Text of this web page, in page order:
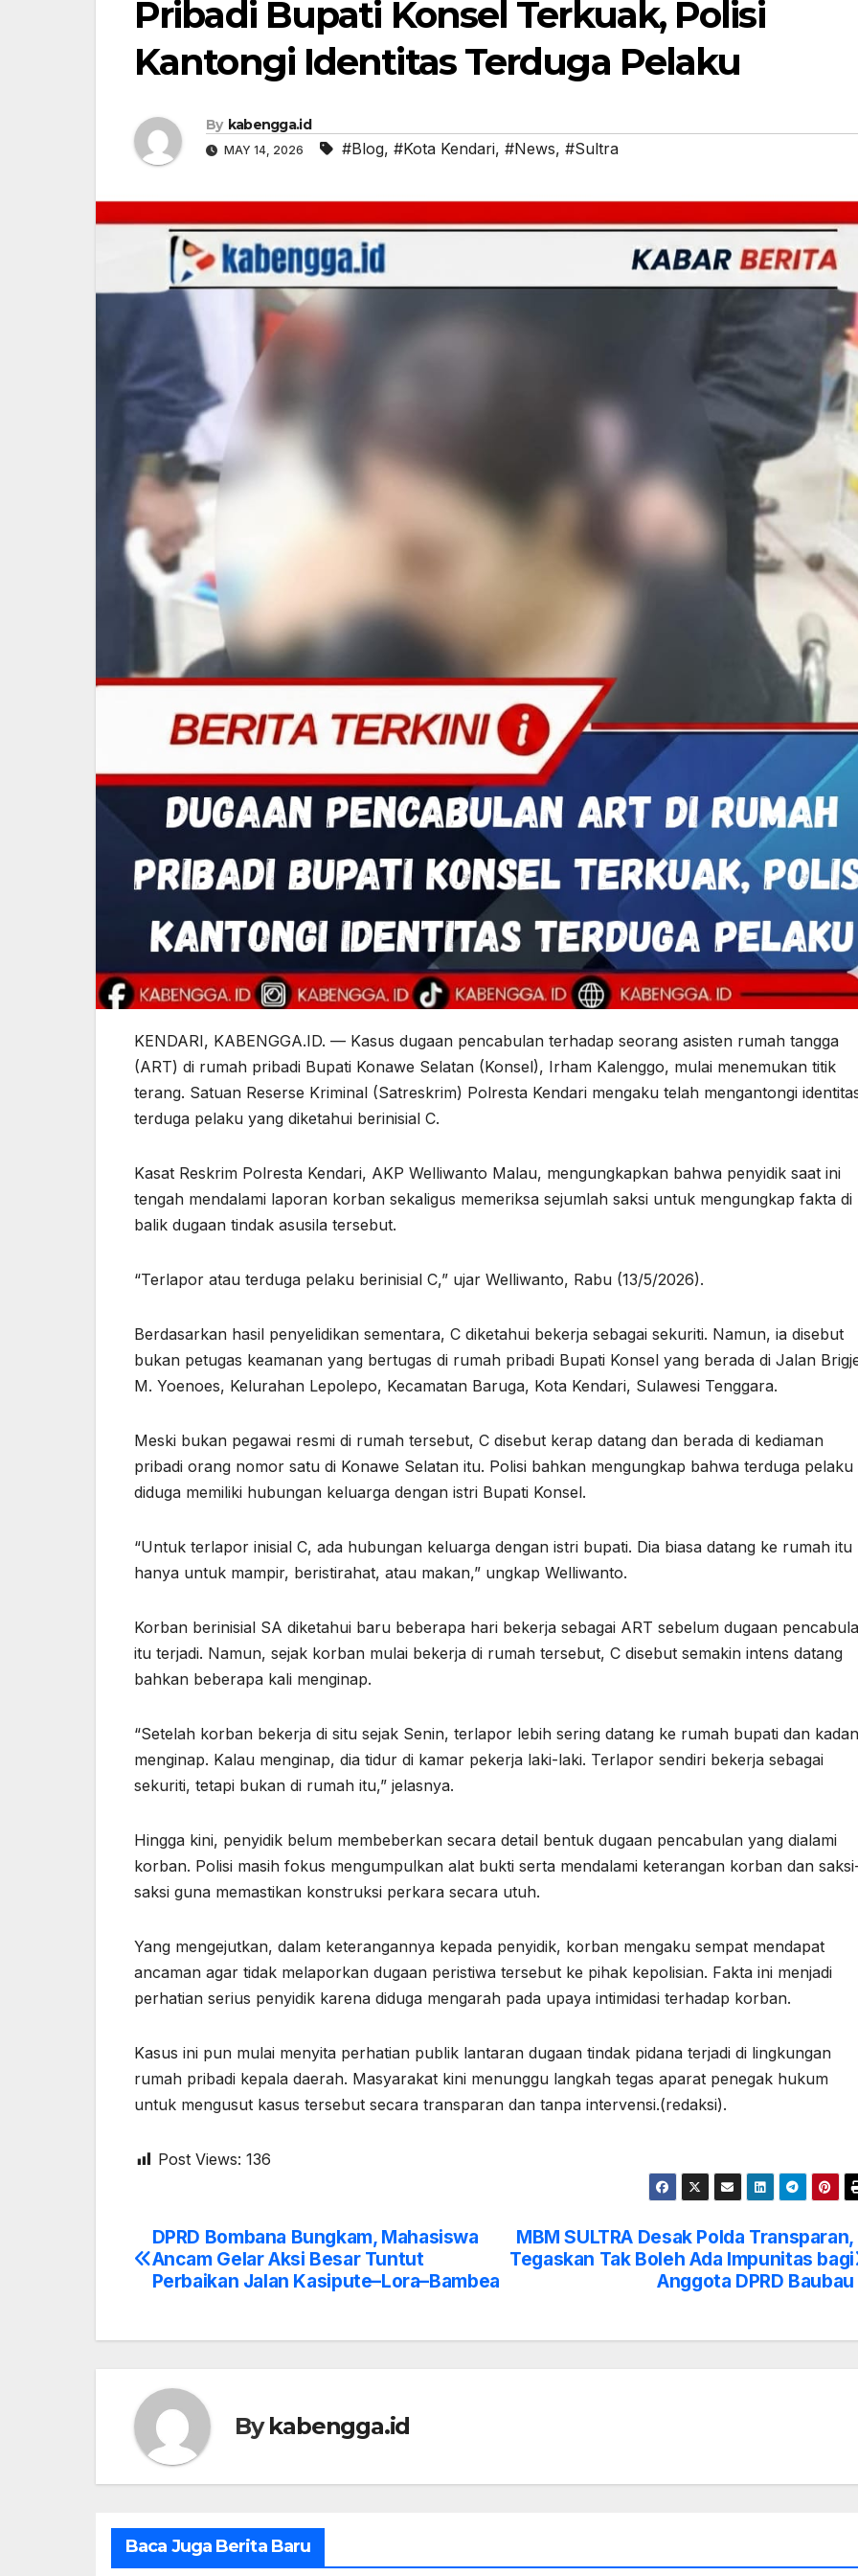
Pribadi Bupati Konsel Terkuak, Polisi
Kantongi Identitas Terduga Pelaku
By kabengga.id
MAY 14, 2026 #Blog, #Kota Kendari, #News, #Sultra
KENDARI, KABENGGA.ID. — Kasus dugaan pencabulan terhadap seorang asisten rumah tangga
(ART) di rumah pribadi Bupati Konawe Selatan (Konsel), Irham Kalenggo, mulai menemukan titik
terang. Satuan Reserse Kriminal (Satreskrim) Polresta Kendari mengaku telah mengantongi
terduga pelaku yang diketahui berinisial C.
Kasat Reskrim Polresta Kendari, AKP Welliwanto Malau, mengungkapkan bahwa penyidik saat ini
tengah mendalami laporan korban sekaligus memeriksa sejumlah saksi untuk mengungkap fakta di
balik dugaan tindak asusila tersebut.
“Terlapor atau terduga pelaku berinisial C,” ujar Welliwanto, Rabu (13/5/2026).
Berdasarkan hasil penyelidikan sementara, C diketahui bekerja sebagai sekuriti. Namun, ia disebut
bukan petugas keamanan yang bertugas di rumah pribadi Bupati Konsel yang berada di Jalan
M. Yoenoes, Kelurahan Lepolepo, Kecamatan Baruga, Kota Kendari, Sulawesi Tenggara.
Meski bukan pegawai resmi di rumah tersebut, C disebut kerap datang dan berada di kediaman
pribadi orang nomor satu di Konawe Selatan itu. Polisi bahkan mengungkap bahwa terduga pelaku
diduga memiliki hubungan keluarga dengan istri Bupati Konsel.
“Untuk terlapor inisial C, ada hubungan keluarga dengan istri bupati. Dia biasa datang ke rumah itu
hanya untuk mampir, beristirahat, atau makan,” ungkap Welliwanto.
Korban berinisial SA diketahui baru beberapa hari bekerja sebagai ART sebelum dugaan
itu terjadi. Namun, sejak korban mulai bekerja di rumah tersebut, C disebut semakin intens datang
bahkan beberapa kali menginap.
“Setelah korban bekerja di situ sejak Senin, terlapor lebih sering datang ke rumah bupati dan
menginap. Kalau menginap, dia tidur di kamar pekerja laki-laki. Terlapor sendiri bekerja sebagai
sekuriti, tetapi bukan di rumah itu,” jelasnya.
Hingga kini, penyidik belum membeberkan secara detail bentuk dugaan pencabulan yang dialami
korban. Polisi masih fokus mengumpulkan alat bukti serta mendalami keterangan korban dan
saksi guna memastikan konstruksi perkara secara utuh.
Yang mengejutkan, dalam keterangannya kepada penyidik, korban mengaku sempat mendapat
ancaman agar tidak melaporkan dugaan peristiwa tersebut ke pihak kepolisian. Fakta ini menjadi
perhatian serius penyidik karena diduga mengarah pada upaya intimidasi terhadap korban.
Kasus ini pun mulai menyita perhatian publik lantaran dugaan tindak pidana terjadi di lingkungan
rumah pribadi kepala daerah. Masyarakat kini menunggu langkah tegas aparat penegak hukum
untuk mengusut kasus tersebut secara transparan dan tanpa intervensi.(redaksi).
Post Views: 136
Post
navigation
MBM SULTRA Desak Polda Transparan,
Tegaskan Tak Boleh Ada Impunitas bagi
Anggota DPRD Baubau
DPRD Bombana Bungkam, Mahasiswa
Ancam Gelar Aksi Besar Tuntut
Perbaikan Jalan Kasipute–Lora–Bambea
Bykabengga.id
Baca Juga Berita Baru